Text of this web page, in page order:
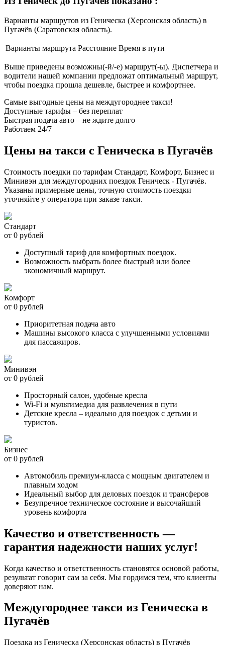
Варианты маршрутов из Геническа (Херсонская область) в
Пугачёв (Саратовская область).
Варианты маршрута Расстояние Время в пути
Выше приведены возможны(-й/-е) маршрут(-ы). Диспетчера и
водители нашей компании предложат оптимальный маршрут,
чтобы поездка прошла дешевле, быстрее и комфортнее.
Самые выгодные цены на междугороднее такси!
Доступные тарифы – без переплат
Быстрая подача авто – не ждите долго
Работаем 24/7
Цены на такси с Геническа в Пугачёв
Стоимость поездки по тарифам Стандарт, Комфорт, Бизнес и
Минивэн для междугородних поездок Геническ - Пугачёв.
Указаны примерные цены, точную стоимость поездки
уточняйте у оператора при заказе такси.
Стандарт
от 0 рублей
Доступный тариф для комфортных поездок.
Возможность выбрать более быстрый или более
экономичный маршрут.
Комфорт
от 0 рублей
Приоритетная подача авто
Машины высокого класса с улучшенными условиями
для пассажиров.
Минивэн
от 0 рублей
Просторный салон, удобные кресла
Wi-Fi и мультимедиа для развлечения в пути
Детские кресла – идеально для поездок с детьми и
туристов.
Бизнес
от 0 рублей
Автомобиль премиум-класса с мощным двигателем и
плавным ходом
Идеальный выбор для деловых поездок и трансферов
Безупречное техническое состояние и высочайший
уровень комфорта
Качество и ответственность —
гарантия надежности наших услуг!
Когда качество и ответственность становятся основой работы,
результат говорит сам за себя. Мы гордимся тем, что клиенты
доверяют нам.
Междугороднее такси из Геническа в
Пугачёв
Поездка из Геническа (Херсонская область) в Пугачёв